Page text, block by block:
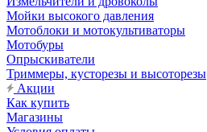
Мойки высокого давления
Мотоблоки и мотокультиваторы
Мотобуры
Опрыскиватели
Триммеры, кусторезы и высоторезы
Акции
Как купить
Магазины